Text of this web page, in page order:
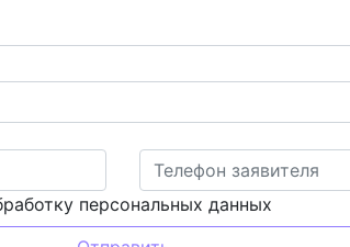
персональных данных